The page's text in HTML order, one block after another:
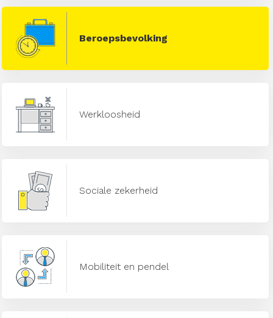
Beroepsbevolking
Werkloosheid
Sociale zekerheid
Mobiliteit en pendel